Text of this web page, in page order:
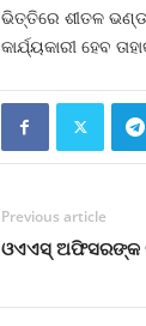
ଭିତ୍ତିରେ ଶୀତଳ
କାର୍ଯ୍ୟକାରୀ ହେବ
Previous article
ଓଏଏସ୍‍ ଅଫିସରଙ୍କ